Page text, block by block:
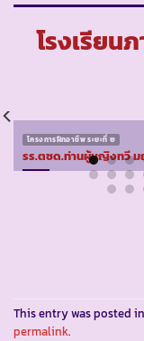
โรงเรียน
โครงการฝึกอาชีพ ระยะที่ ๒
รร.ตชด.ท่านผู้หญิงทวี
This entry was posted in
permalink.